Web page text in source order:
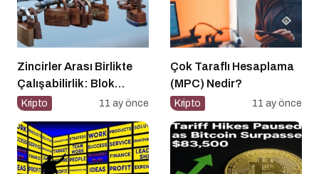
Zincirler Arası Birlikte
Çalışabilirlik: Blok
Zincirlerin Geleceği
Kripto 11 ay önce
Çok Taraflı Hesaplama
(MPC) Nedir?
Kripto 11 ay önce